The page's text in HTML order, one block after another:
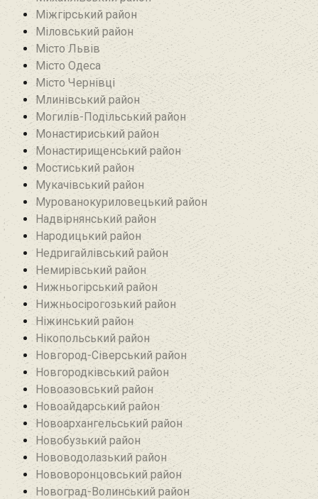
Міжгірський район
Міловський район‎
Місто Львів
Місто Одеса
Місто Чернівці
Млинівський район‎
Могилів-Подільський район
Монастириський район
Монастирищенський район
Мостиський район
Мукачівський район
Мурованокуриловецький район
Надвірнянський район
Народицький район‎
Недригайлівський район‎
Немирівський район
Нижньогірський район
Нижньосірогозький район
Ніжинський район
Нікопольський район
Новгород-Сіверський район
Новгородківський район
Новоазовський район
Новоайдарський район‎
Новоархангельський район
Новобузький район‎
Нововодолазький район
Нововоронцовський район‎
Новоград-Волинський район